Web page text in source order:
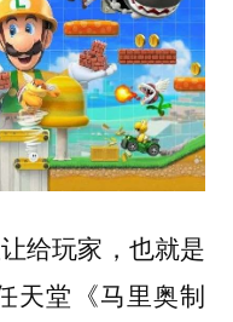
给玩家，也就是
天堂《马里奥制